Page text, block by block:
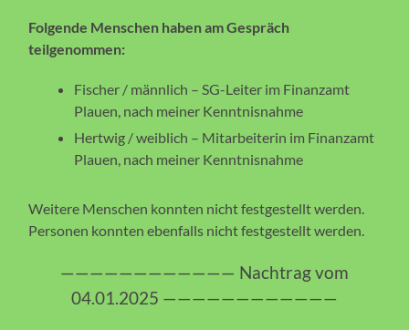
Folgende Menschen haben am Gespräch
teilgenommen:
Fischer / männlich – SG-Leiter im Finanzamt
Plauen, nach meiner Kenntnisnahme
Hertwig / weiblich – Mitarbeiterin im Finanzamt
Plauen, nach meiner Kenntnisnahme
Weitere Menschen konnten nicht festgestellt werden.
Personen konnten ebenfalls nicht festgestellt werden.
———————————— Nachtrag vom
04.01.2025 ————————————